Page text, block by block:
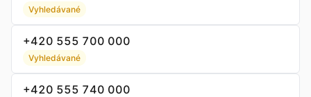
Vyhledávané
+420 555 700 000
Vyhledávané
+420 555 740 000